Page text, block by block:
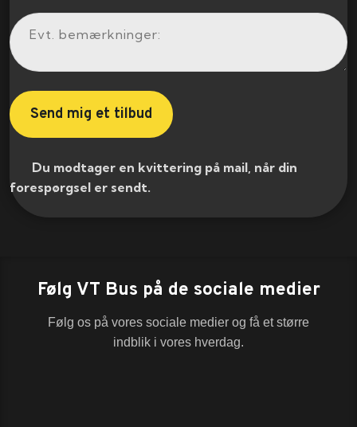
​ Du modtager en kvittering på mail, når din
forespørgsel er sendt.​
Følg VT Bus på de sociale medier
Følg os på vores sociale medier og få et større
indblik i vores hverdag.